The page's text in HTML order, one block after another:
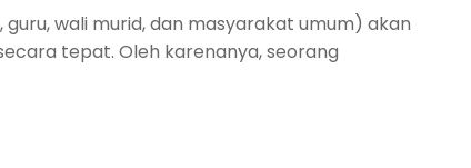
wali murid, dan masyarakat umum) akan
tepat. Oleh karenanya, seorang